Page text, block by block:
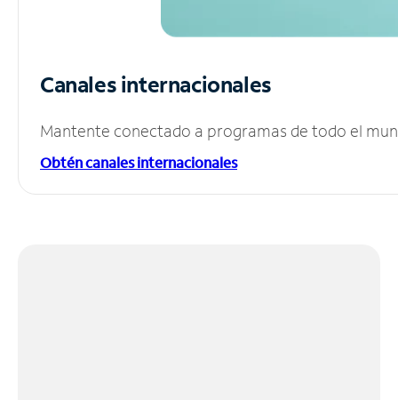
Canales internacionales
Mantente conectado a programas de todo el
Obtén canales internacionales